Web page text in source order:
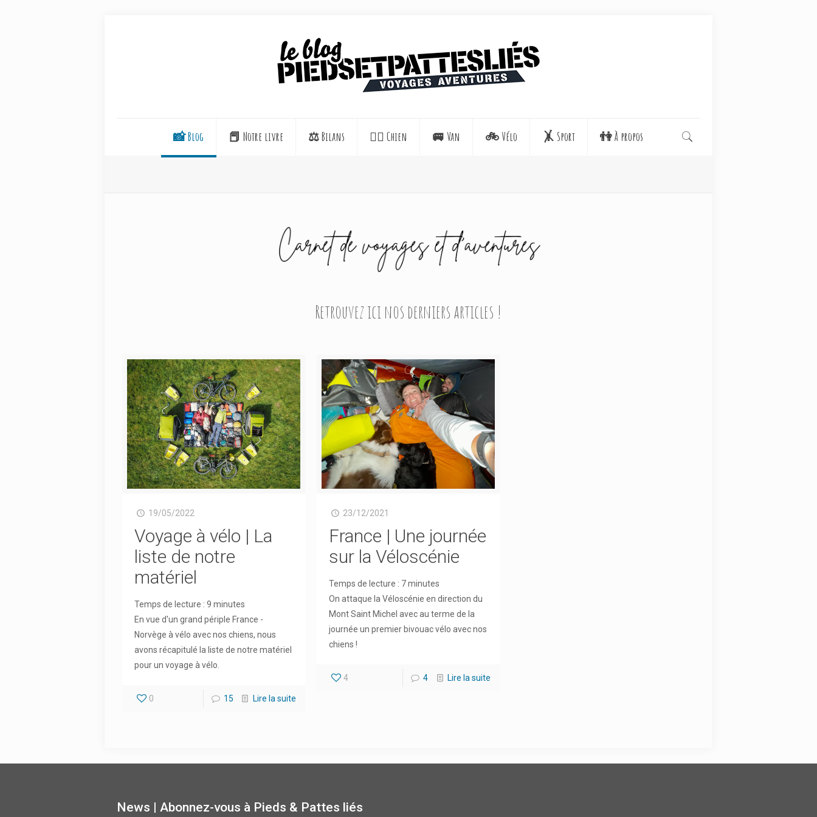
📸 Blog 📕 Notre livre ⚖️ Bilans 🐕‍🦺 Chien 🚐 Van 🚲 Vélo 🤸 Sport 👫 À propos
Retrouvez ici nos derniers articles !
19/05/2022
Voyage à vélo | La
liste de notre
matériel
Temps de lecture :9 minutes
En vue d'un grand périple France -
Norvège à vélo avec nos chiens, nous
avons récapitulé la liste de notre matériel
pour un voyage à vélo.
0 15 Lire la suite
23/12/2021
France | Une journée
sur la Véloscénie
Temps de lecture : 7 minutes
On attaque la Véloscénie en direction du
Mont Saint Michel avec au terme de la
journée un premier bivouac vélo avec nos
chiens !
4 4 Lire la suite
News | Abonnez-vous à Pieds & Pattes liés